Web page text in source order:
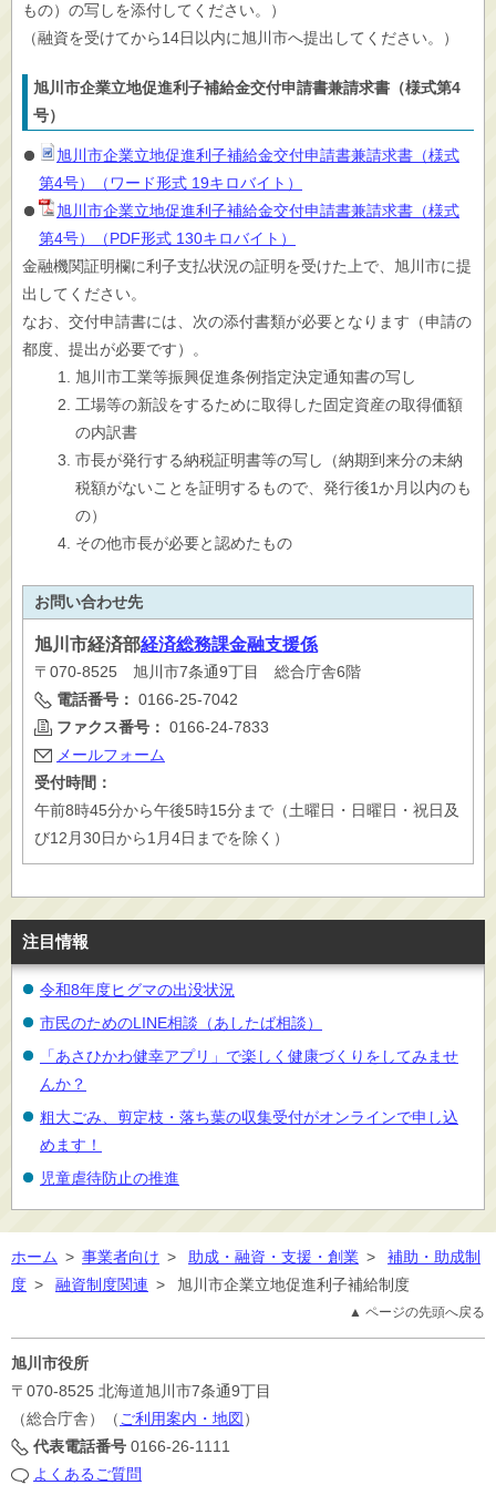
もの）の写しを添付してください。）
（融資を受けてから14日以内に旭川市へ提出してください。）
旭川市企業立地促進利子補給金交付申請書兼請求書（様式第4
号）
旭川市企業立地促進利子補給金交付申請書兼請求書（様式
第4号）（ワード形式 19キロバイト）
旭川市企業立地促進利子補給金交付申請書兼請求書（様式
第4号）（PDF形式 130キロバイト）
金融機関証明欄に利子支払状況の証明を受けた上で、旭川市に提
出してください。
なお、交付申請書には、次の添付書類が必要となります（申請の
都度、提出が必要です）。
旭川市工業等振興促進条例指定決定通知書の写し
工場等の新設をするために取得した固定資産の取得価額
の内訳書
市長が発行する納税証明書等の写し（納期到来分の未納
税額がないことを証明するもので、発行後1か月以内のも
の）
その他市長が必要と認めたもの
お問い合わせ先
旭川市経済部経済総務課金融支援係
〒070-8525 旭川市7条通9丁目 総合庁舎6階
電話番号： 0166-25-7042
ファクス番号： 0166-24-7833
メールフォーム
受付時間：
午前8時45分から午後5時15分まで（土曜日・日曜日・祝日及
び12月30日から1月4日までを除く）
注目情報
令和8年度ヒグマの出没状況
市民のためのLINE相談（あしたば相談）
「あさひかわ健幸アプリ」で楽しく健康づくりをしてみませ
んか？
粗大ごみ、剪定枝・落ち葉の収集受付がオンラインで申し込
めます！
児童虐待防止の推進
ホーム > 事業者向け > 助成・融資・支援・創業 >
補助・助成制
度 > 融資制度関連 > 旭川市企業立地促進利子補給制度
▲ ページの先頭へ戻る
旭川市役所
〒070-8525 北海道旭川市7条通9丁目
（総合庁舎）（ ご利用案内・地図 ）
代表電話番号 0166-26-1111
よくあるご質問